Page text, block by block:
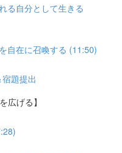
る自分として生きる
自在に召喚する (11:50)
題提出
広げる】